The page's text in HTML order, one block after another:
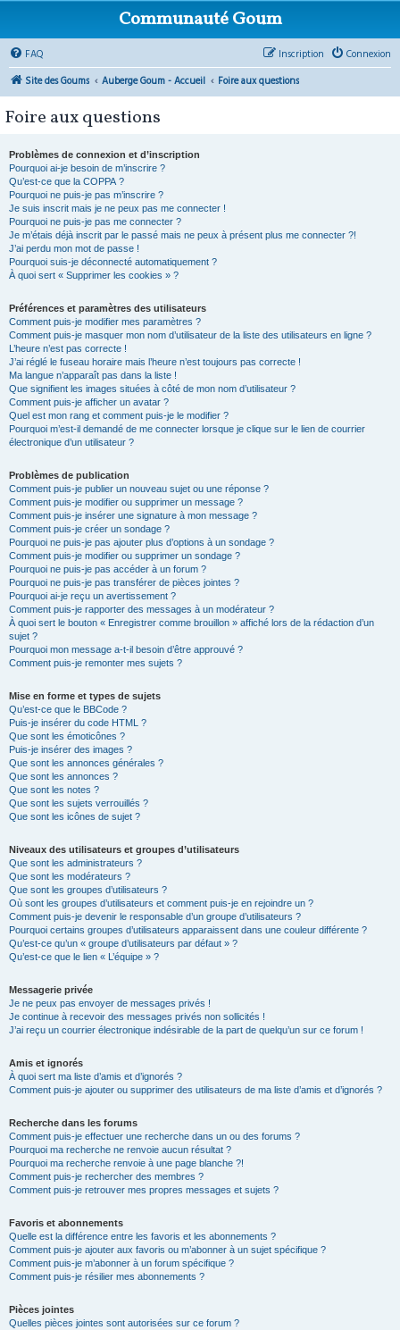
Communauté Goum
FAQ Connexion
Inscription
Site des Goums
Auberge Goum - Accueil Foire aux questions
Foire aux questions
Problèmes de connexion et d’inscription
Pourquoi ai-je besoin de m’inscrire ?
Qu’est-ce que la COPPA ?
Pourquoi ne puis-je pas m’inscrire ?
Je suis inscrit mais je ne peux pas me connecter !
Pourquoi ne puis-je pas me connecter ?
Je m’étais déjà inscrit par le passé mais ne peux à présent plus me connecter ?!
J’ai perdu mon mot de passe !
Pourquoi suis-je déconnecté automatiquement ?
À quoi sert « Supprimer les cookies » ?
Préférences et paramètres des utilisateurs
Comment puis-je modifier mes paramètres ?
Comment puis-je masquer mon nom d’utilisateur de la liste des utilisateurs en ligne ?
L’heure n’est pas correcte !
J’ai réglé le fuseau horaire mais l’heure n’est toujours pas correcte !
Ma langue n’apparaît pas dans la liste !
Que signifient les images situées à côté de mon nom d’utilisateur ?
Comment puis-je afficher un avatar ?
Quel est mon rang et comment puis-je le modifier ?
Pourquoi m’est-il demandé de me connecter lorsque je clique sur le lien de courrier
électronique d’un utilisateur ?
Problèmes de publication
Comment puis-je publier un nouveau sujet ou une réponse ?
Comment puis-je modifier ou supprimer un message ?
Comment puis-je insérer une signature à mon message ?
Comment puis-je créer un sondage ?
Pourquoi ne puis-je pas ajouter plus d’options à un sondage ?
Comment puis-je modifier ou supprimer un sondage ?
Pourquoi ne puis-je pas accéder à un forum ?
Pourquoi ne puis-je pas transférer de pièces jointes ?
Pourquoi ai-je reçu un avertissement ?
Comment puis-je rapporter des messages à un modérateur ?
À quoi sert le bouton « Enregistrer comme brouillon » affiché lors de la rédaction d’un
sujet ?
Pourquoi mon message a-t-il besoin d’être approuvé ?
Comment puis-je remonter mes sujets ?
Mise en forme et types de sujets
Qu’est-ce que le BBCode ?
Puis-je insérer du code HTML ?
Que sont les émoticônes ?
Puis-je insérer des images ?
Que sont les annonces générales ?
Que sont les annonces ?
Que sont les notes ?
Que sont les sujets verrouillés ?
Que sont les icônes de sujet ?
Niveaux des utilisateurs et groupes d’utilisateurs
Que sont les administrateurs ?
Que sont les modérateurs ?
Que sont les groupes d’utilisateurs ?
Où sont les groupes d’utilisateurs et comment puis-je en rejoindre un ?
Comment puis-je devenir le responsable d’un groupe d’utilisateurs ?
Pourquoi certains groupes d’utilisateurs apparaissent dans une couleur différente ?
Qu’est-ce qu’un « groupe d’utilisateurs par défaut » ?
Qu’est-ce que le lien « L’équipe » ?
Messagerie privée
Je ne peux pas envoyer de messages privés !
Je continue à recevoir des messages privés non sollicités !
J’ai reçu un courrier électronique indésirable de la part de quelqu’un sur ce forum !
Amis et ignorés
À quoi sert ma liste d’amis et d’ignorés ?
Comment puis-je ajouter ou supprimer des utilisateurs de ma liste d’amis et d’ignorés ?
Recherche dans les forums
Comment puis-je effectuer une recherche dans un ou des forums ?
Pourquoi ma recherche ne renvoie aucun résultat ?
Pourquoi ma recherche renvoie à une page blanche ?!
Comment puis-je rechercher des membres ?
Comment puis-je retrouver mes propres messages et sujets ?
Favoris et abonnements
Quelle est la différence entre les favoris et les abonnements ?
Comment puis-je ajouter aux favoris ou m’abonner à un sujet spécifique ?
Comment puis-je m’abonner à un forum spécifique ?
Comment puis-je résilier mes abonnements ?
Pièces jointes
Quelles pièces jointes sont autorisées sur ce forum ?